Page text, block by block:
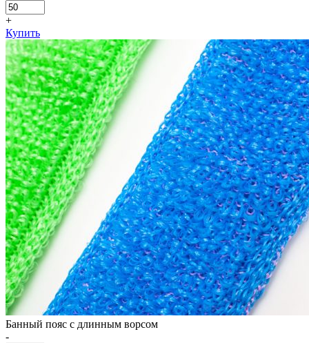
+
Купить
Банный пояс с длинным ворсом
-